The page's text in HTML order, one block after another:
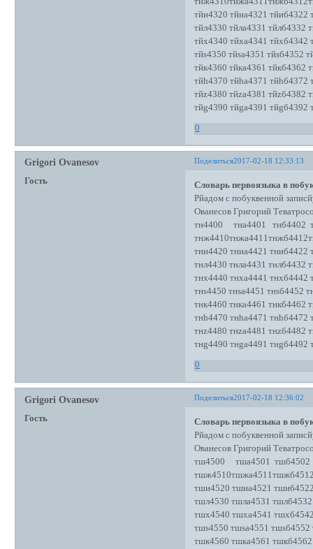
тйи4320 тйиа4321 тйиб4322
тйл4330 тйла4331 тйлб4332
тйх4340 тйха4341 тйхб4342
тйs4350 тйsа4351 тйsб4352
тйк4360 тйка4361 тйкб4362
тйh4370 тйhа4371 тйhб4372
тйz4380 тйzа4381 тйzб4382
тйg4390 тйgа4391 тйgб4392
0
Поделиться2017-02-18 12:33:13
Grigori Ovanesov
Гость
Словарь первоязыка в
Рйадом с побуквенной
Ованесов Григорий
тн4400 тна4401 тнб4402
тни4420 тниа4421 тниб4422
тнл4430 тнла4431 тнлб4432
тнх4440 тнха4441 тнхб4442
тнs4450 тнsа4451 тнsб4452
тнк4460 тнка4461 тнкб4462
тнh4470 тнhа4471 тнhб4472
тнz4480 тнzа4481 тнzб4482
тнg4490 тнgа4491 тнgб4492
0
Поделиться2017-02-18 12:36:02
Grigori Ovanesov
Гость
Словарь первоязыка в
Рйадом с побуквенной
Ованесов Григорий
тш4500 тша4501 тшб4502
тши4520 тшиа4521
тшл4530 тшла4531
тшх4540 тшха4541
тшs4550 тшsа4551
тшк4560 тшка4561